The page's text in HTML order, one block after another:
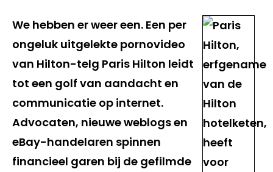
We hebben er weer een. Een per
ongeluk uitgelekte pornovideo
van Hilton-telg Paris Hilton leidt
tot een golf van aandacht en
communicatie op internet.
Advocaten, nieuwe weblogs en
eBay-handelaren spinnen
financieel garen bij de gefilmde